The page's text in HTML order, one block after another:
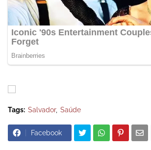
Tags: Salvador Saúde
Facebook